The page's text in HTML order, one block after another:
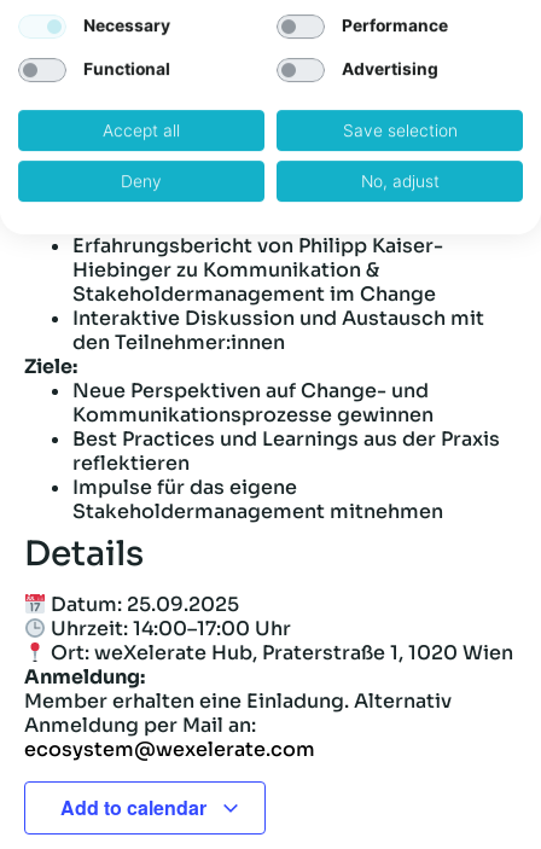
DerCross Corporate Circle ist ein exklusives
Format für alle, die praxisnahe Einblicke suchen,
neue Perspektiven kennenlernen und berufliche
stündigen Session vor Ort steht der offene
Austausch im Mittelpunkt.
Einblicke in das Transformationsprogramm
Erfahrungsbericht von Philipp Kaiser-
Hiebinger zu Kommunikation &
Stakeholdermanagement im Change
Interaktive Diskussion und Austausch mit
den Teilnehmer:innen
Ziele:
Neue Perspektiven auf Change- und
Kommunikationsprozesse gewinnen
Best Practices und Learnings aus der Praxis
reflektieren
Impulse für das eigene
Stakeholdermanagement mitnehmen
Details
Datum: 25.09.2025
Uhrzeit: 14:00–17:00 Uhr
Ort: weXelerate Hub, Praterstraße 1, 1020 Wien
Anmeldung:
Member erhalten eine Einladung. Alternativ
Anmeldung per Mail an:
ecosystem@wexelerate.com
Add to calendar
Necessary Performance
Functional Advertising
Accept all Save selection
Deny No, adjust